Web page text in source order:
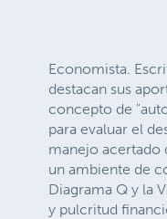
Economista.
destacan sus
concepto de
para evaluar el
manejo acertado
un ambiente de
Diagrama Q y la
y pulcritud